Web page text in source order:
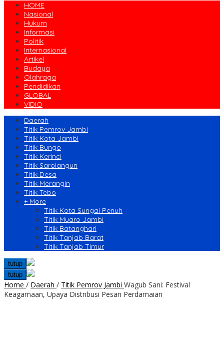
HOME
Nasional
Hukum
Informasi
Politik
Internasional
Artikel
Budaya
Olahraga
Pendidikan
GLOBAL
VIDIO
Daerah
Titik Pemrov Jambi
Titik Kota Jambi
Titik Bungo
Titik Kerinci
Titik Sarolangun
Titik Desa
Titik Merangin
Titik Tebo
+ More
Titik Kota Sungai Penuh
Titik Muaro Jambi
Titik Batanghari
Titik Tanjab Barat
Titik Tanjab Timur
tutup
tutup
Home / Daerah / Titik Pemrov Jambi Wagub Sani: Festival
Keagamaan, Upaya Distribusi Pesan Perdamaian